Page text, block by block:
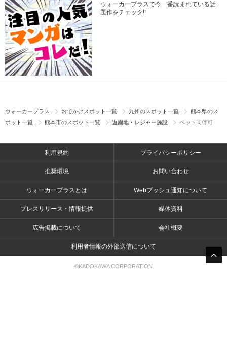
ウォーカープラスで今一番読まれている話
題作をチェック!!
ウォーカープラス おでかけスポット一覧 九州のスポット一覧
熊本県のス
ポット一覧
熊本市のスポット一覧 遊園地・レジャー施設 ペット同伴可
利用規約 プライバシーポリシー
推奨環境 お問い合わせ
ウォーカープラスとは Webプッシュ通知について
プレスリリース・情報提供 媒体資料
広告掲載について 会社概要
利用者情報の外部送信について
©KADOKAWA CORPORATION